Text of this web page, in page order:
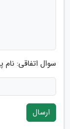
سوال اتفاقی:
ارسال